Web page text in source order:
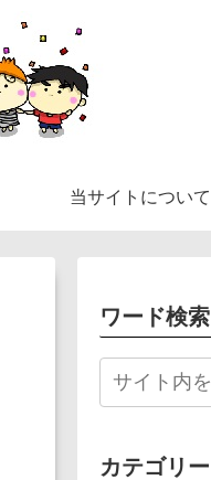
当サイトについて
ワード検索
カテゴリー